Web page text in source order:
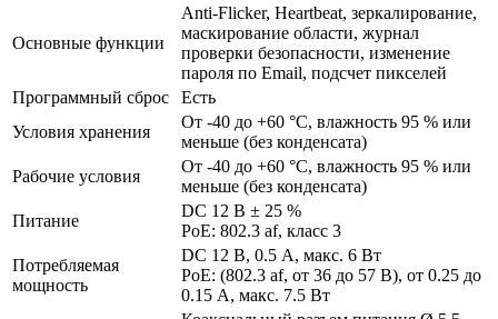
Основные функции
Anti-Flicker, Heartbeat, зеркалирование,
маскирование области, журнал
проверки безопасности, изменение
пароля по Email, подсчет пикселей
Программный сброс
Есть
Условия хранения
От -40 до +60 °C, влажность 95 % или
меньше (без конденсата)
Рабочие условия
От -40 до +60 °C, влажность 95 % или
меньше (без конденсата)
Питание
DC 12 В ± 25 %
PoE: 802.3 af, класс 3
Потребляемая
мощность
DC 12 В, 0.5 A, макс. 6 Вт
PoE: (802.3 af, от 36 до 57 В), от 0.25 до
0.15 A, макс. 7.5 Вт